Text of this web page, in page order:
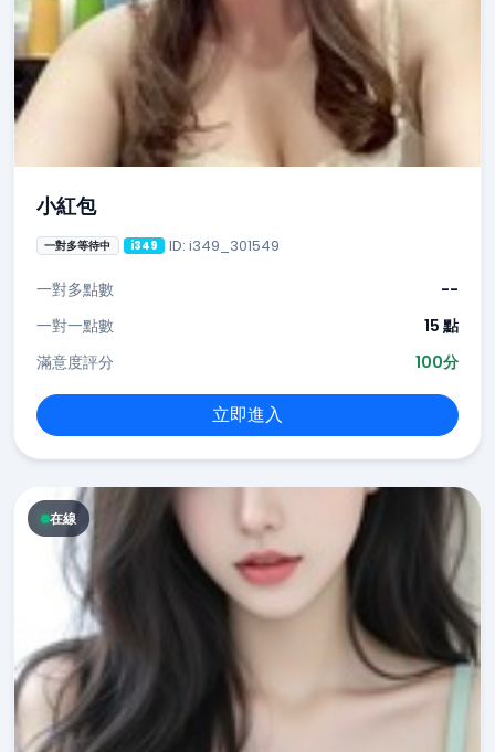
小紅包
一對多等待中 i349 ID: i349_301549
一對多點數
--
一對一點數
15 點
滿意度評分
100分
立即進入
在線